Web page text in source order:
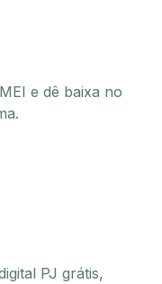
e dê baixa no
PJ grátis,